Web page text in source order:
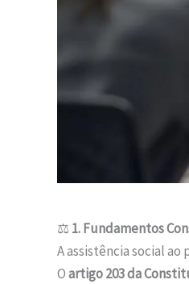
⚖️ 1. Fundamentos
A assistência social ao
Oartigo 203 da